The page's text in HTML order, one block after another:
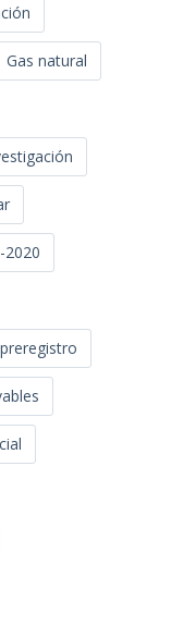
Gas natural
2020
preregistro